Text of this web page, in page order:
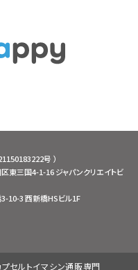
号 ）
三国4-1-16 ジャパンクリエイトビ
10-3 西新橋HSビル1F
セルトイマシン通販専門